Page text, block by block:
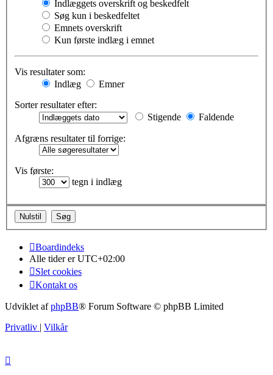
Indlæggets overskrift og beskedfelt
Søg kun i beskedfeltet
Emnets overskrift
Kun første indlæg i emnet
Vis resultater som:
Indlæg
Emner
Sorter resultater efter:
Stigende
Faldende
Afgræns resultater til forrige:
Vis første:
tegn i indlæg
Boardindeks
Alle tider erUTC+02:00
Slet cookies
Kontakt os
Udviklet afphpBB® Forum Software © phpBB Limited
Privatliv | Vilkår